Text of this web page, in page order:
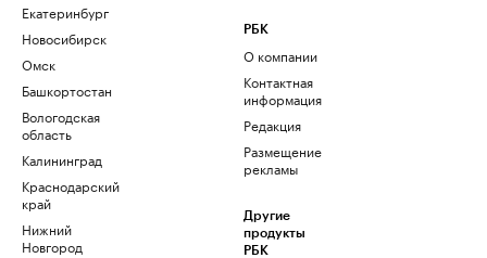
Екатеринбург
Новосибирск
Омск
Башкортостан
Вологодская
область
Калининград
Краснодарский
край
Нижний
Новгород
РБК
О компании
Контактная
информация
Редакция
Размещение
рекламы
Другие
продукты
РБК